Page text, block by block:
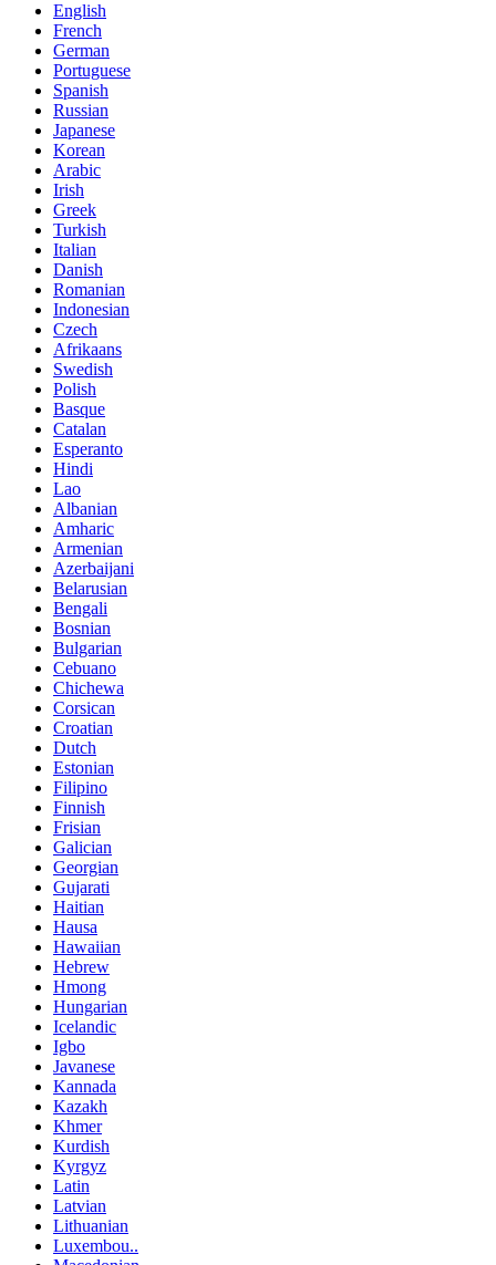
English
French
German
Portuguese
Spanish
Russian
Japanese
Korean
Arabic
Irish
Greek
Turkish
Italian
Danish
Romanian
Indonesian
Czech
Afrikaans
Swedish
Polish
Basque
Catalan
Esperanto
Hindi
Lao
Albanian
Amharic
Armenian
Azerbaijani
Belarusian
Bengali
Bosnian
Bulgarian
Cebuano
Chichewa
Corsican
Croatian
Dutch
Estonian
Filipino
Finnish
Frisian
Galician
Georgian
Gujarati
Haitian
Hausa
Hawaiian
Hebrew
Hmong
Hungarian
Icelandic
Igbo
Javanese
Kannada
Kazakh
Khmer
Kurdish
Kyrgyz
Latin
Latvian
Lithuanian
Luxembou..